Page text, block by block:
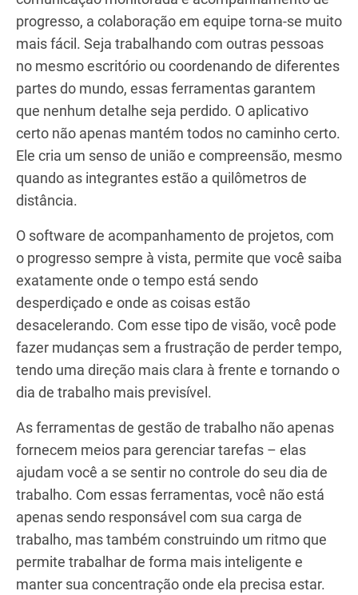
progresso, a colaboração em equipe torna-se muito
mais fácil. Seja trabalhando com outras pessoas
no mesmo escritório ou coordenando de diferentes
partes do mundo, essas ferramentas garantem
que nenhum detalhe seja perdido. O aplicativo
certo não apenas mantém todos no caminho certo.
Ele cria um senso de união e compreensão, mesmo
quando as integrantes estão a quilômetros de
distância.
O software de acompanhamento de projetos, com
o progresso sempre à vista, permite que você saiba
exatamente onde o tempo está sendo
desperdiçado e onde as coisas estão
desacelerando. Com esse tipo de visão, você pode
fazer mudanças sem a frustração de perder tempo,
tendo uma direção mais clara à frente e tornando o
dia de trabalho mais previsível.
As ferramentas de gestão de trabalho não apenas
fornecem meios para gerenciar tarefas – elas
ajudam você a se sentir no controle do seu dia de
trabalho. Com essas ferramentas, você não está
apenas sendo responsável com sua carga de
trabalho, mas também construindo um ritmo que
permite trabalhar de forma mais inteligente e
manter sua concentração onde ela precisa estar.